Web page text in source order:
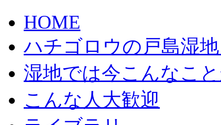
HOME
ハチゴロウの戸島湿
湿地では今こんなこ
こんな人大歓迎